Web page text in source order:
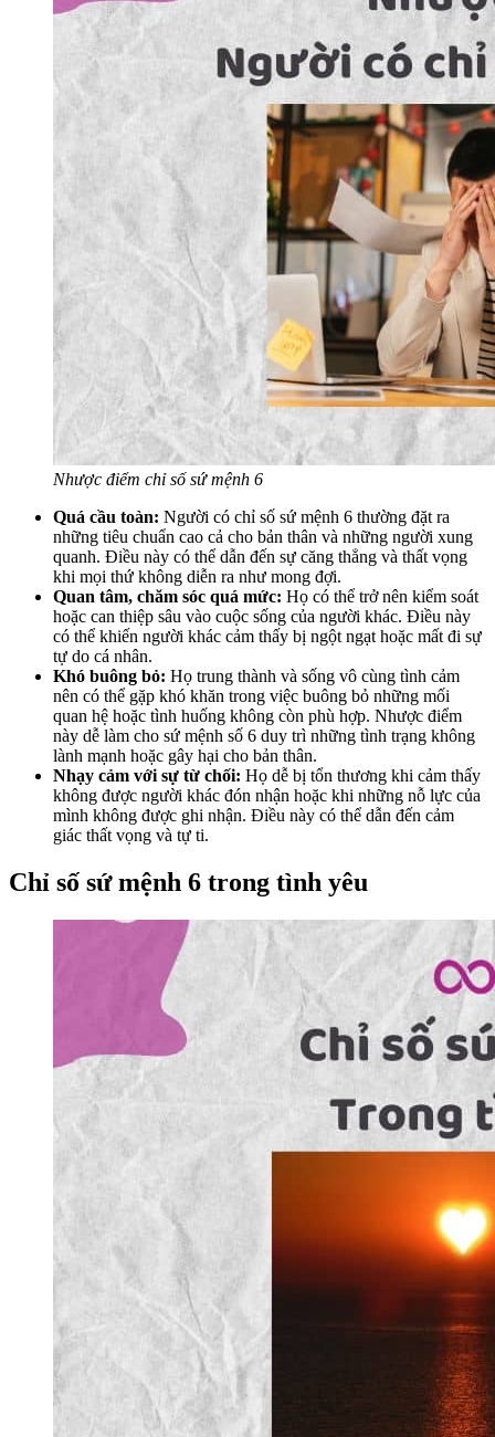
Nhược điểm chỉ số sứ mệnh 6
Quá cầu toàn: Người có chỉ số sứ mệnh 6 thường đặt ra
những tiêu chuẩn cao cả cho bản thân và những người xung
quanh. Điều này có thể dẫn đến sự căng thẳng và thất vọng
khi mọi thứ không diễn ra như mong đợi.
Quan tâm, chăm sóc quá mức: Họ có thể trở nên kiểm soát
hoặc can thiệp sâu vào cuộc sống của người khác. Điều này
có thể khiến người khác cảm thấy bị ngột ngạt hoặc mất đi sự
tự do cá nhân.
Khó buông bỏ: Họ trung thành và sống vô cùng tình cảm
nên có thể gặp khó khăn trong việc buông bỏ những mối
quan hệ hoặc tình huống không còn phù hợp. Nhược điểm
này dễ làm cho sứ mệnh số 6 duy trì những tình trạng không
lành mạnh hoặc gây hại cho bản thân.
Nhạy cảm với sự từ chối: Họ dễ bị tổn thương khi cảm thấy
không được người khác đón nhận hoặc khi những nỗ lực của
mình không được ghi nhận. Điều này có thể dẫn đến cảm
giác thất vọng và tự ti.
Chỉ số sứ mệnh 6 trong tình yêu